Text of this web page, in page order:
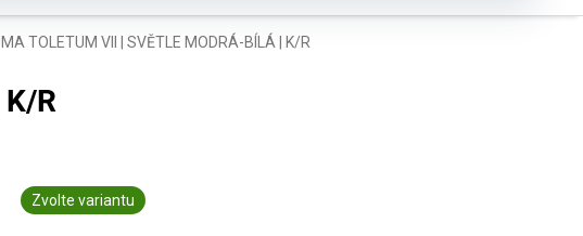
TOLETUM VII | SVĚTLE MODRÁ-BÍLÁ | K/R
K/R
Zvolte variantu